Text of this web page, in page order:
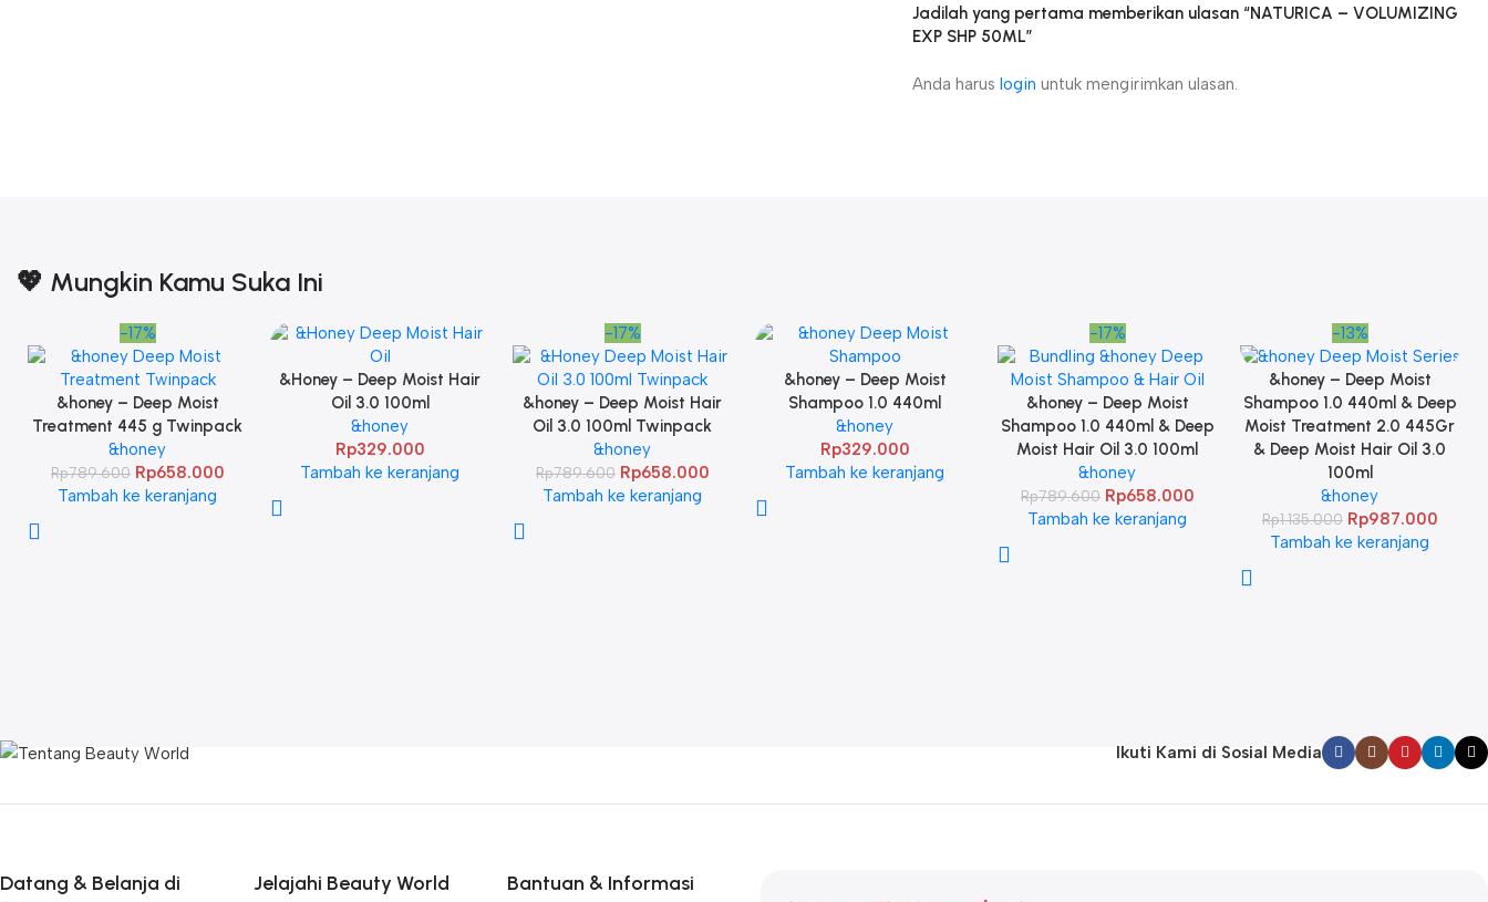
Jadilah yang pertama memberikan ulasan “NATURICA – VOLUMIZING
EXP SHP 50ML”
Anda haruslogin untuk mengirimkan ulasan.
💖 Mungkin Kamu Suka Ini
-17%
&honey – Deep Moist
Treatment 445 g Twinpack
&honey
Rp789.600 Rp658.000
Tambah ke keranjang
&Honey – Deep Moist Hair
Oil 3.0 100ml
&honey
Rp329.000
Tambah ke keranjang
-17%
&honey – Deep Moist Hair
Oil 3.0 100ml Twinpack
&honey
Rp789.600 Rp658.000
Tambah ke keranjang
&honey – Deep Moist
Shampoo 1.0 440ml
&honey
Rp329.000
Tambah ke keranjang
-17%
&honey – Deep Moist
Shampoo 1.0 440ml & Deep
Moist Hair Oil 3.0 100ml
&honey
Rp789.600 Rp658.000
Tambah ke keranjang
-13%
&honey – Deep Moist
Shampoo 1.0 440ml & Deep
Moist Treatment 2.0 445Gr
& Deep Moist Hair Oil 3.0
100ml
&honey
Rp1.135.000 Rp987.000
Tambah ke keranjang
Ikuti Kami di Sosial Media
Datang & Belanja di
Jelajahi Beauty World Bantuan & Informasi